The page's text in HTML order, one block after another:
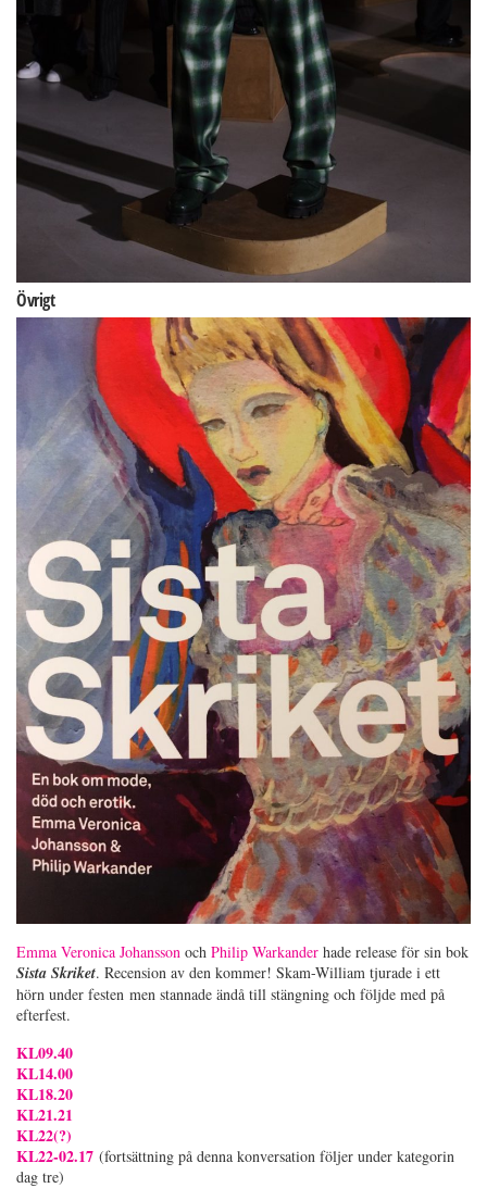
Övrigt
Emma Veronica Johansson och Philip Warkander hade release för sin bok
Sista Skriket. Recension av den kommer! Skam-William tjurade i ett
hörn under festen men stannade ändå till stängning och följde med på
efterfest.
KL09.40
KL14.00
KL18.20
KL21.21
KL22(?)
KL22-02.17 (fortsättning på denna konversation följer under kategorin
dag tre)